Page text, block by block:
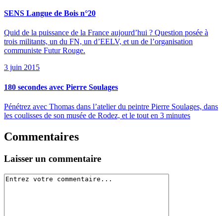
SENS Langue de Bois n°20
Quid de la puissance de la France aujourd’hui ? Question posée à
trois militants, un du FN, un d’EELV, et un de l’organisation
communiste Futur Rouge.
3 juin 2015
180 secondes avec Pierre Soulages
Pénétrez avec Thomas dans l’atelier du peintre Pierre Soulages, dans
les coulisses de son musée de Rodez, et le tout en 3 minutes
Commentaires
Laisser un commentaire